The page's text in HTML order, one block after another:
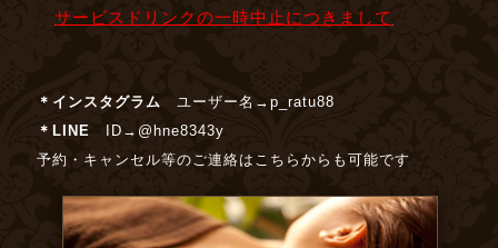
サービスドリンクの一時中止につきまして
＊インスタグラム ユーザー名→p_ratu88
＊LINE ID→ @hne8343y
予約・キャンセル等のご連絡はこちらからも可能です